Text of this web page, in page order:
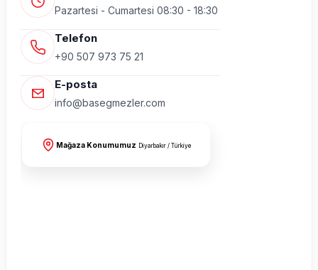
Pazartesi - Cumartesi 08:30 - 18:30
Telefon
+90 507 973 75 21
E-posta
info@basegmezler.com
Mağaza Konumumuz Diyarbakır / Türkiye